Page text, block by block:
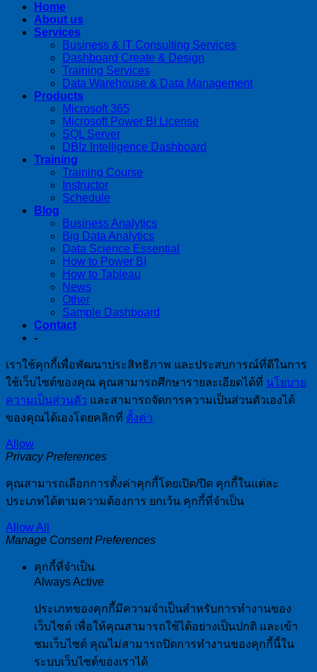
Home
About us
Services
Business & IT Consulting Services
Dashboard Create & Design
Training Services
Data Warehouse & Data Management
Products
Microsoft 365
Microsoft Power BI License
SQL Server
DBIz Intelligence Dashboard
Training
Training Course
Instructor
Schedule
Blog
Business Analytics
Big Data Analytics
Data Science Essential
How to Power BI
How to Tableau
News
Other
Sample Dashboard
Contact
-
เราใช้คุกกี้เพื่อพัฒนาประสิทธิภาพ และประสบการณ์ที่ดีในการ
ใช้เว็บไซต์ของคุณ คุณสามารถศึกษารายละเอียดได้ที่ นโยบาย
ความเป็นส่วนตัว และสามารถจัดการความเป็นส่วนตัวเองได้
ของคุณได้เองโดยคลิกที่ ตั้งค่า
Allow
Privacy Preferences
คุณสามารถเลือกการตั้งค่าคุกกี้โดยเปิด/ปิด คุกกี้ในแต่ละ
ประเภทได้ตามความต้องการ ยกเว้น คุกกี้ที่จำเป็น
Allow All
Manage Consent Preferences
คุกกี้ที่จำเป็น
Always Active
ประเภทของคุกกี้มีความจำเป็นสำหรับการทำงานของ
เว็บไซต์ เพื่อให้คุณสามารถใช้ได้อย่างเป็นปกติ และเข้า
ชมเว็บไซต์ คุณไม่สามารถปิดการทำงานของคุกกี้นี้ใน
ระบบเว็บไซต์ของเราได้